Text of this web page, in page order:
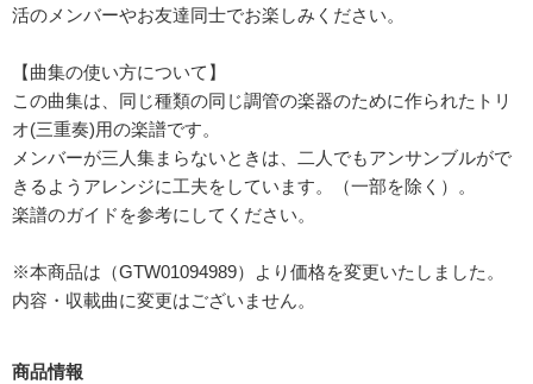
活のメンバーやお友達同士でお楽しみください。
【曲集の使い方について】
この曲集は、同じ種類の同じ調管の楽器のために作られたトリ
オ(三重奏)用の楽譜です。
メンバーが三人集まらないときは、二人でもアンサンブルがで
きるようアレンジに工夫をしています。（一部を除く）。
楽譜のガイドを参考にしてください。
※本商品は（GTW01094989）より価格を変更いたしました。
内容・収載曲に変更はございません。
商品情報